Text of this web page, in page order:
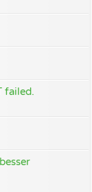
failed.